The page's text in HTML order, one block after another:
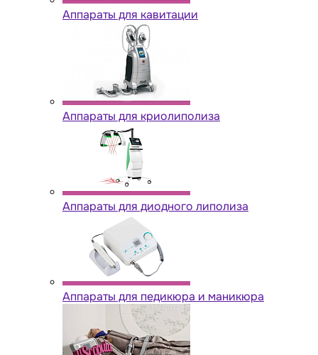
Аппараты для кавитации
Аппараты для криолиполиза
Аппараты для диодного липолиза
Аппараты для педикюра и маникюра